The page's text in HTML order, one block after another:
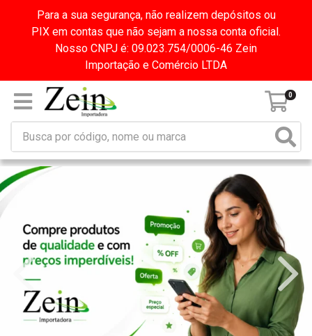
Para a sua segurança, não realizem depósitos ou
PIX em contas que não sejam a nossa conta oficial.
Nosso CNPJ é: 09.023.754/0006-46 Zein
Importação e Comércio LTDA
0